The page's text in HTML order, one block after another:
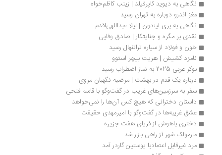
نگاهی به دیوید کاپرفیلد | زینب کاظم‌خواه
مغز اندرو دوباره به تهران رسید
نگاهی به بری لیندون | لیلا عبداللهی‌اقدم
نقدی بر مگره و جنایتکار | صادق وفایی
خون و فولاد از سیاره تراتنهال رسید
نامزد کشیش | هریت بیچر استوو
بوکر عربی 2025 به نماز اضطراب رسید
درباره یک قدم در بهشت | مرضیه نگهبان مروی
سفر به سرزمین‌های غریب در گفت‌وگو با قاسم فتحی
داستان دخترانی که هیچ کس آن‌ها را نمی‌خواهد
عشق غریبه‌ها در گفت‌وگو با امیرمهدی حقیقت
دختری باهوش از فریای هفت جزیره
مارمولک شهر آز راهی بازار شد
مرد غیرقابل اعتمادبا یوستین گاردر آمد